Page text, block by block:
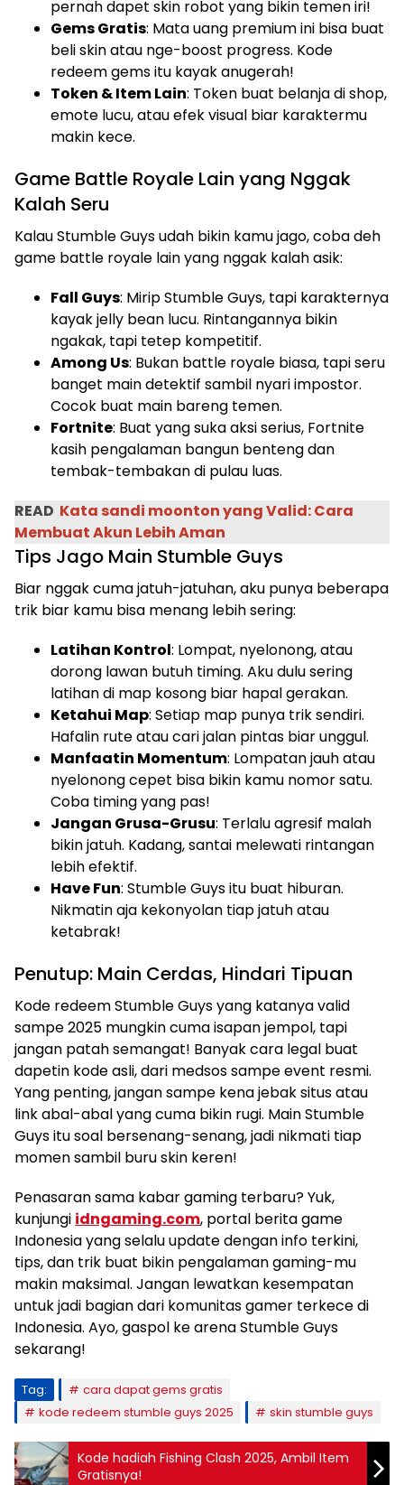
pernah dapet skin robot yang bikin temen iri!
Gems Gratis: Mata uang premium ini bisa buat
beli skin atau nge-boost progress. Kode
redeem gems itu kayak anugerah!
Token & Item Lain: Token buat belanja di shop,
emote lucu, atau efek visual biar karaktermu
makin kece.
Game Battle Royale Lain yang Nggak
Kalah Seru
Kalau Stumble Guys udah bikin kamu jago, coba deh
game battle royale lain yang nggak kalah asik:
Fall Guys: Mirip Stumble Guys, tapi karakternya
kayak jelly bean lucu. Rintangannya bikin
ngakak, tapi tetep kompetitif.
Among Us: Bukan battle royale biasa, tapi seru
banget main detektif sambil nyari impostor.
Cocok buat main bareng temen.
Fortnite: Buat yang suka aksi serius, Fortnite
kasih pengalaman bangun benteng dan
tembak-tembakan di pulau luas.
READ Kata sandi moonton yang Valid: Cara
Membuat Akun Lebih Aman
Tips Jago Main Stumble Guys
Biar nggak cuma jatuh-jatuhan, aku punya beberapa
trik biar kamu bisa menang lebih sering:
Latihan Kontrol: Lompat, nyelonong, atau
dorong lawan butuh timing. Aku dulu sering
latihan di map kosong biar hapal gerakan.
Ketahui Map: Setiap map punya trik sendiri.
Hafalin rute atau cari jalan pintas biar unggul.
Manfaatin Momentum: Lompatan jauh atau
nyelonong cepet bisa bikin kamu nomor satu.
Coba timing yang pas!
Jangan Grusa-Grusu: Terlalu agresif malah
bikin jatuh. Kadang, santai melewati rintangan
lebih efektif.
Have Fun: Stumble Guys itu buat hiburan.
Nikmatin aja kekonyolan tiap jatuh atau
ketabrak!
Penutup: Main Cerdas, Hindari Tipuan
Kode redeem Stumble Guys yang katanya valid
sampe 2025 mungkin cuma isapan jempol, tapi
jangan patah semangat! Banyak cara legal buat
dapetin kode asli, dari medsos sampe event resmi.
Yang penting, jangan sampe kena jebak situs atau
link abal-abal yang cuma bikin rugi. Main Stumble
Guys itu soal bersenang-senang, jadi nikmati tiap
momen sambil buru skin keren!
Penasaran sama kabar gaming terbaru? Yuk,
kunjungi idngaming.com, portal berita game
Indonesia yang selalu update dengan info terkini,
tips, dan trik buat bikin pengalaman gaming-mu
makin maksimal. Jangan lewatkan kesempatan
untuk jadi bagian dari komunitas gamer terkece di
Indonesia. Ayo, gaspol ke arena Stumble Guys
sekarang!
Tag:
cara dapat gems gratis
kode redeem stumble guys 2025
skin stumble guys
Kode hadiah Fishing Clash 2025, Ambil Item
Gratisnya!